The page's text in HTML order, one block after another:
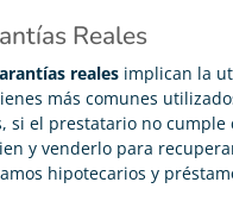
Reales
reales implican la
más comunes
si el prestatario no
y venderlo para
hipotecarios y